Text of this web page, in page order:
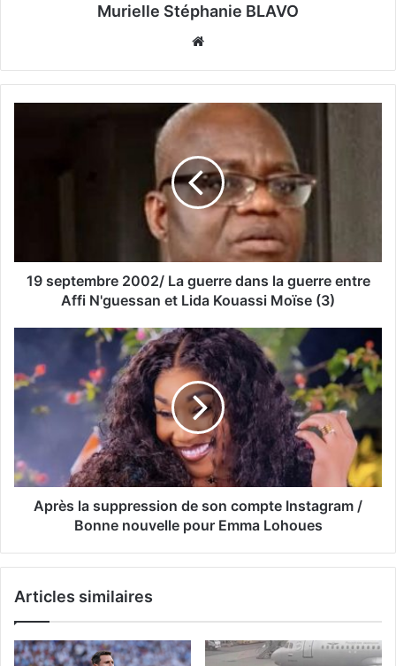
Murielle Stéphanie BLAVO
19 septembre 2002/ La guerre dans la guerre entre
Affi N'guessan et Lida Kouassi Moïse (3)
Après la suppression de son compte Instagram /
Bonne nouvelle pour Emma Lohoues
Articles similaires